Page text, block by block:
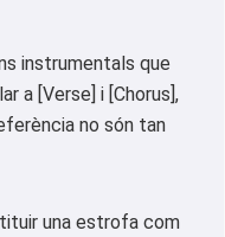
instrumentals que
a [Verse] i [Chorus],
no són tan
una estrofa com